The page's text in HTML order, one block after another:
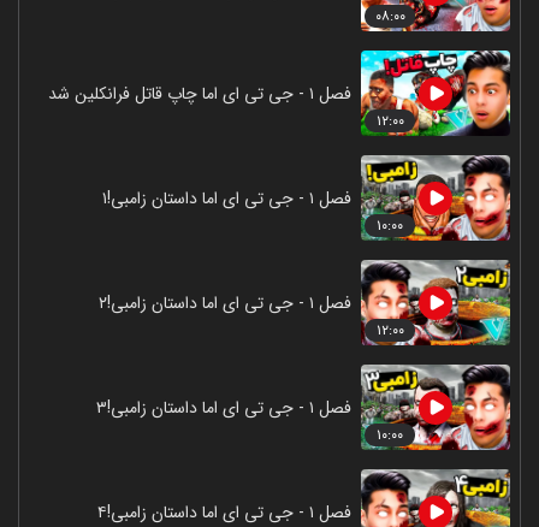
۰۸:۰۰
۱۲:۰۰
فصل ۱ - جی تی ای اما چاپ قاتل فرانکلین شد
۱۰:۰۰
فصل ۱ - جی تی ای اما داستان زامبی!۱
۱۲:۰۰
فصل ۱ - جی تی ای اما داستان زامبی!۲
۱۰:۰۰
فصل ۱ - جی تی ای اما داستان زامبی!۳
فصل ۱ - جی تی ای اما داستان زامبی!۴